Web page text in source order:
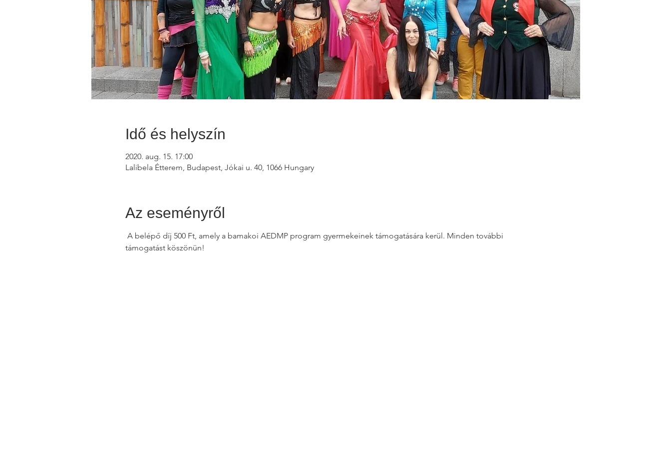
Idő és helyszín
2020. aug. 15. 17:00
Lalibela Étterem, Budapest, Jókai u. 40, 1066 Hungary
Az eseményről
támogatást köszönün!